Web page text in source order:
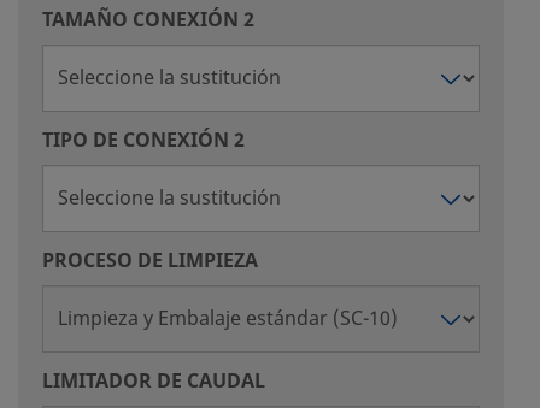
TAMAÑO CONEXIÓN 2
TIPO DE CONEXIÓN 2
PROCESO DE LIMPIEZA
LIMITADOR DE CAUDAL